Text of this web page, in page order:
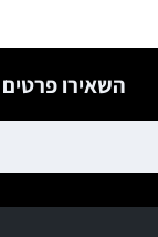
השאירו